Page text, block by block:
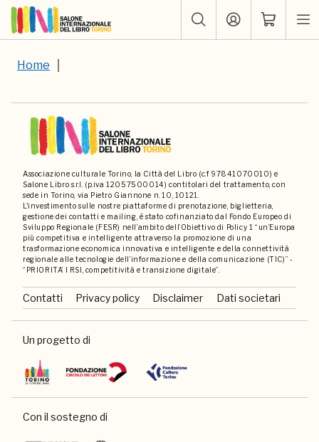
Home
Associazione culturale Torino, la Città del Libro (c.f 97841070010) e
Salone Libro s.r.l. (p.iva 12057500014) contitolari del trattamento, con
sede in Torino, via Pietro Giannone n. 10, 10121.
L'investimento sulle nostre piattaforme di prenotazione, biglietteria,
gestione dei contatti e mailing, è stato cofinanziato dal Fondo Europeo di
Sviluppo Regionale (FESR) nell’ambito dell’Obiettivo di Policy 1 “un’Europa
più competitiva e intelligente attraverso la promozione di una
trasformazione economica innovativa e intelligente e della connettività
regionale alle tecnologie dell’informazione e della comunicazione (TIC)” -
“PRIORITA’ I RSI, competitività e transizione digitale”.
Contatti Privacy policy Disclaimer Dati societari
Un progetto di
Con il sostegno di